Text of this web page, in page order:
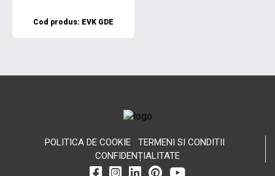
Cod produs: EVK GDE
POLITICA DE COOKIE
TERMENI SI CONDITII
CONFIDENȚIALITATE